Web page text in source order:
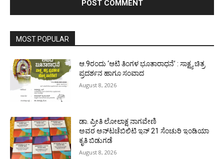
MOST POPULAR
ಆ.9ರಂದು ‘ಆಟಿ ತಿಂಗಳ ಭೂತಾರಾಧನೆ’ : ಸಾಕ್ಷ್ಯ ಚಿತ್ರ
ಪ್ರದರ್ಶನ ಹಾಗೂ ಸಂವಾದ
August 8, 2026
ಡಾ. ಪ್ರೀತಿ ಲೋಲಾಕ್ಷ ನಾಗವೇಣಿ
ಅವರ ಅನ್‌ಟಚೆಬಿಲಿಟಿ ಇನ್ 21 ಸೆಂಚುರಿ ಇಂಡಿಯಾ
ಕೃತಿ ಬಿಡುಗಡೆ
August 8, 2026